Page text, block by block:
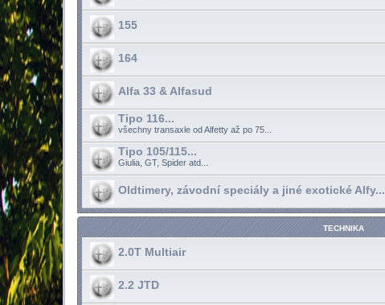
155
164
Alfa 33 & Alfasud
Tipo 116...
všechny transaxle od Alfetty až po 75...
Tipo 105/115...
Giulia, GT, Spider atd...
Oldtimery, závodní speciály a jiné exotické Alfy...
TECHNIKA
2.0T Multiair
2.2 JTD